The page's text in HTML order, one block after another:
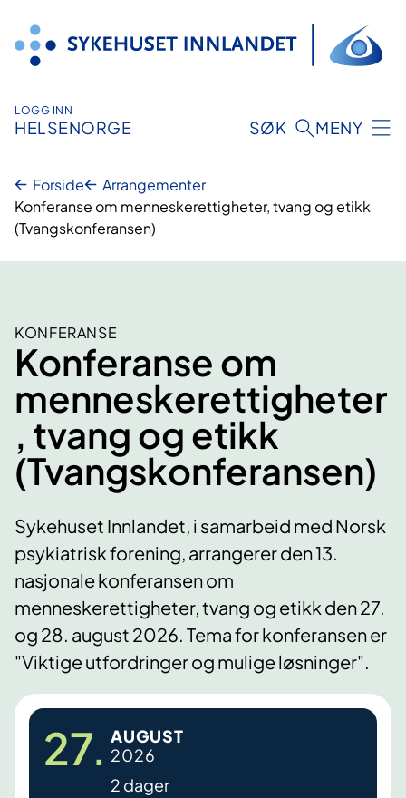
innhold
LOGG INN
HELSENORGE SØK MENY
Forside
Arrangementer
Konferanse om menneskerettigheter, tvang og etikk
(Tvangskonferansen)
KONFERANSE
Konferanse om
menneskerettigheter
, tvang og etikk
(Tvangskonferansen)
Sykehuset Innlandet, i samarbeid med Norsk
psykiatrisk forening, arrangerer den 13.
nasjonale konferansen om
menneskerettigheter, tvang og etikk den 27.
og 28. august 2026. Tema for konferansen er
"Viktige utfordringer og mulige løsninger".
27. AUGUST
2026
2 dager